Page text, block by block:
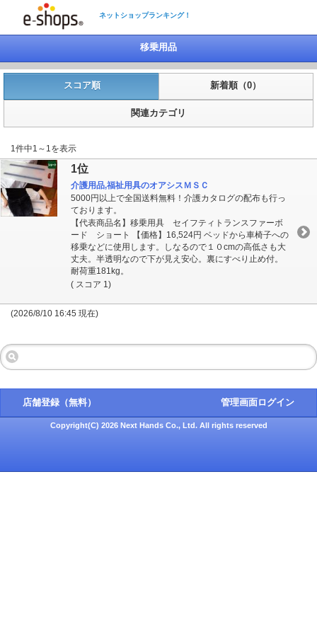
ネットショップランキング！
移乗用品
スコア順 新着順（0）
関連カテゴリ
1件中1～1を表示
1位
介護用品,福祉用具のオアシスＭＳＣ
5000円以上で全国送料無料！介護カタログの配布も行っ
ております。
【代表商品名】移乗用具 セイフティトランスファーボ
ード ショート 【価格】16,524円 ベッドから車椅子への
移乗などに使用します。しなるので１０cmの高低さも大
丈夫。半透明なので下が見え安心。裏にすべり止め付。
耐荷重181kg。
( スコア 1)
(2026/8/10 16:45 現在)
店舗登録（無料） 管理画面ログイン
Copyright(C) 2026 Next Hands Co., Ltd. All rights reserved